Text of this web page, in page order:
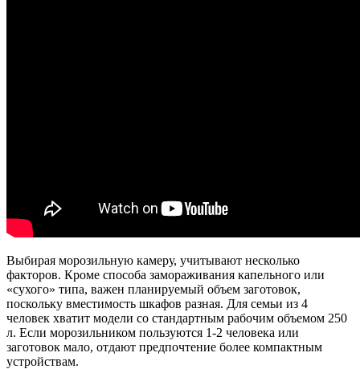
Выбирая морозильную камеру, учитывают несколько
факторов. Кроме способа замораживания капельного или
«сухого» типа, важен планируемый объем заготовок,
поскольку вместимость шкафов разная. Для семьи из 4
человек хватит модели со стандартным рабочим объемом 250
л. Если морозильником пользуются 1-2 человека или
заготовок мало, отдают предпочтение более компактным
устройствам.